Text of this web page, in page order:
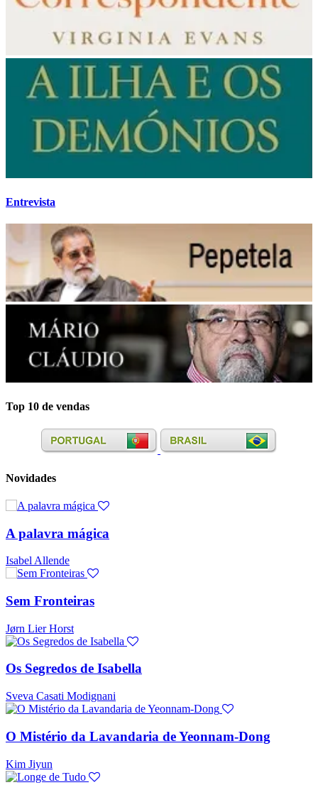
Entrevista
Top 10 de vendas
Novidades
A palavra mágica
Isabel Allende
Sem Fronteiras
Jørn Lier Horst
Os Segredos de Isabella
Sveva Casati Modignani
O Mistério da Lavandaria de Yeonnam-Dong
Kim Jiyun